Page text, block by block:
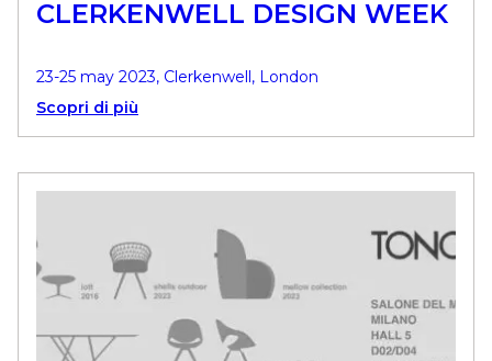
CLERKENWELL DESIGN WEEK
23-25 may 2023, Clerkenwell, London
Scopri di più